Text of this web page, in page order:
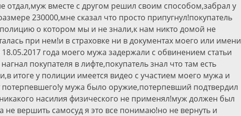
отдал,муж вместе с другом решил своим способом,забрал у
230000,мне сказал что просто припугнул!покупатель
о котором мы и не знали,к нам никто домой не
при нем!и в страховке ни в документах моего или имени
года моего мужа задержали с обвинением статьи
покупателя в лифте,покупатель знал что там есть
итоге у полиции имеется видео с участием моего мужа и
мужа было оружие,потерпевший подтвердил
насилия физического не применял!муж должен был
не вершить самосуд я это все понимаю!но не вернуть и